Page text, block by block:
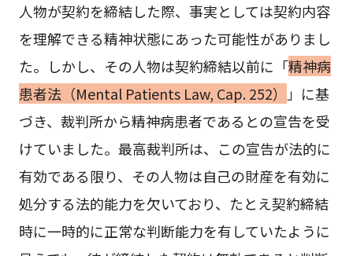
人物が契約を締結した際、事実としては契約内容
を理解できる精神状態にあった可能性がありまし
た。しかし、その人物は契約締結以前に「精神病
患者法（Mental Patients Law, Cap. 252） 」に基
づき、裁判所から精神病患者であるとの宣告を受
けていました。最高裁判所は、この宣告が法的に
有効である限り、その人物は自己の財産を有効に
処分する法的能力を欠いており、たとえ契約締結
時に一時的に正常な判断能力を有していたように